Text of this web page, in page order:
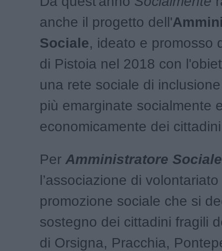
anche il progetto dell'
Sociale, ideato e promosso
di Pistoia nel 2018 con
una rete sociale di
più emarginate socialmente
economicamente dei
Per Amministratore Sociale
l’associazione di
promozione sociale che si
sostegno dei cittadini fragili
di Orsigna, Pracchia,